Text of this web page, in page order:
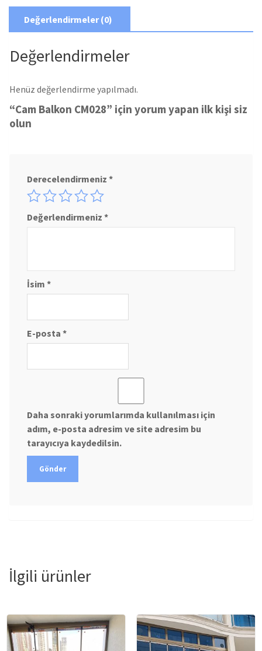
Değerlendirmeler (0)
Değerlendirmeler
Henüz değerlendirme yapılmadı.
“Cam Balkon CM028” için yorum yapan ilk kişi siz
olun
Derecelendirmeniz *
Değerlendirmeniz *
İsim *
E-posta *
Daha sonraki yorumlarımda kullanılması için
adım, e-posta adresim ve site adresim bu
tarayıcıya kaydedilsin.
İlgili ürünler